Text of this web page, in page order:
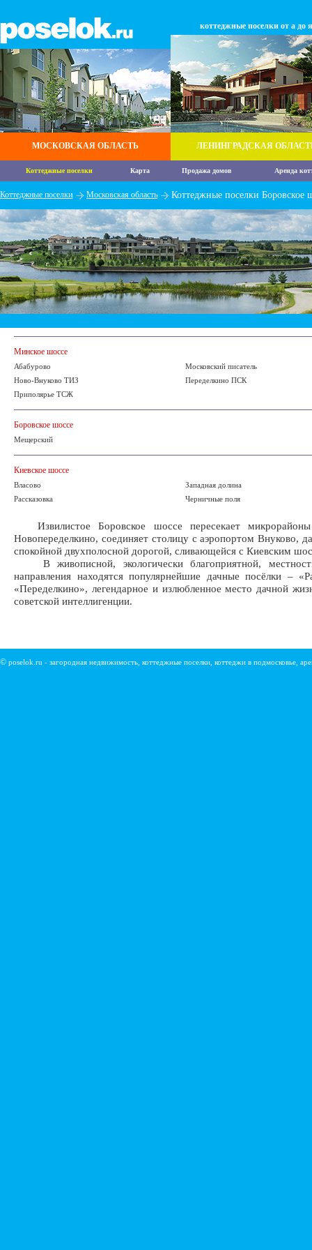
МОСКОВСКАЯ ОБЛАСТЬ
коттеджные поселки от а до я
ЛЕНИНГРАДСКАЯ
Коттеджные поселки Карта Продажа домов Аренда
Коттеджные поселки Московская область Коттеджные поселки Боровское
Минское шоссе
Абабурово
Московский писатель
Ново-Внуково ТИЗ
Переделкино ПСК
Приполярье ТСЖ
Боровское шоссе
Мещерский
Киевское шоссе
Власово
Западная долина
Рассказовка
Черничные поля
Извилистое Боровское шоссе пересекает
Новопеределкино, соединяет столицу с аэропортом Внуково,
спокойной двухполосной дорогой, сливающейся с Киевским
В живописной, экологически благоприятной,
направления находятся популярнейшие дачные посёлки –
«Переделкино», легендарное и излюбленное место дачной
советской интеллигенции.
© poselok.ru - загородная недвижимость, коттеджные поселки, коттеджи в подмосковье,